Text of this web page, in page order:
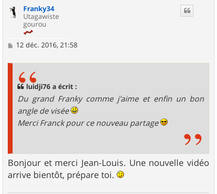
Franky34
Utagawiste
gourou
M12 déc. 2016, 21:58
luidji76 a écrit :
Du grand Franky comme j'aime et enfin un bon
angle de visée
Merci Franck pour ce nouveau partage
Bonjour et merci Jean-Louis. Une nouvelle vidéo
arrive bientôt, prépare toi.